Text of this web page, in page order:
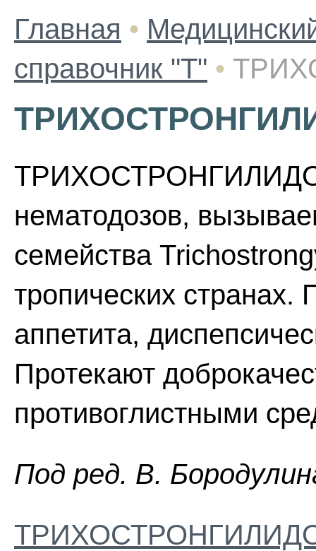
Главная •
справочник "Т" •
нематодозов,
семейства
тропических
аппетита,
Протекают
противоглистными
Пoд peд. B.